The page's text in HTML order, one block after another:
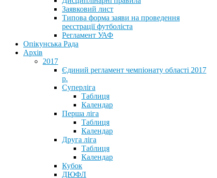
Заявковий лист
Типова форма заяви на проведення
реєстрації футболіста
Регламент УАФ
Опікунська Рада
Архів
2017
Єдиний регламент чемпіонату області 2017
р.
Суперліга
Таблиця
Календар
Перша ліга
Таблиця
Календар
Друга ліга
Таблиця
Календар
Кубок
ДЮФЛ